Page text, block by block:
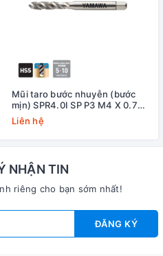
Mũi taro bước nhuyễn (bước
mịn) SPR4.0I SP P3 M4 X 0.7
+20 Yamawa (dung sai lớn)
Liên hệ
NHẬN TIN
riêng cho bạn sớm nhất!
ĐĂNG KÝ